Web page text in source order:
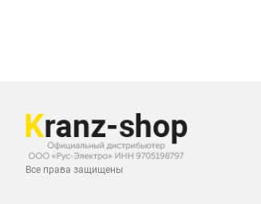
Все права защищены